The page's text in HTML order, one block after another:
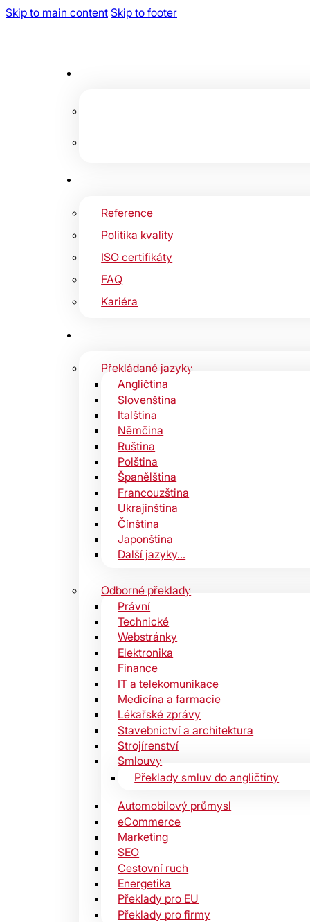
Skip to main content Skip to footer
Reference
Politika kvality
ISO certifikáty
FAQ
Kariéra
Překládané jazyky
Angličtina
Slovenština
Italština
Němčina
Ruština
Polština
Španělština
Francouzština
Ukrajinština
Čínština
Japonština
Další jazyky…
Odborné překlady
Právní
Technické
Webstránky
Elektronika
Finance
IT a telekomunikace
Medicína a farmacie
Lékařské zprávy
Stavebnictví a architektura
Strojírenství
Smlouvy
Překlady smluv do angličtiny
Automobilový průmysl
eCommerce
Marketing
SEO
Cestovní ruch
Energetika
Překlady pro EU
Překlady pro firmy